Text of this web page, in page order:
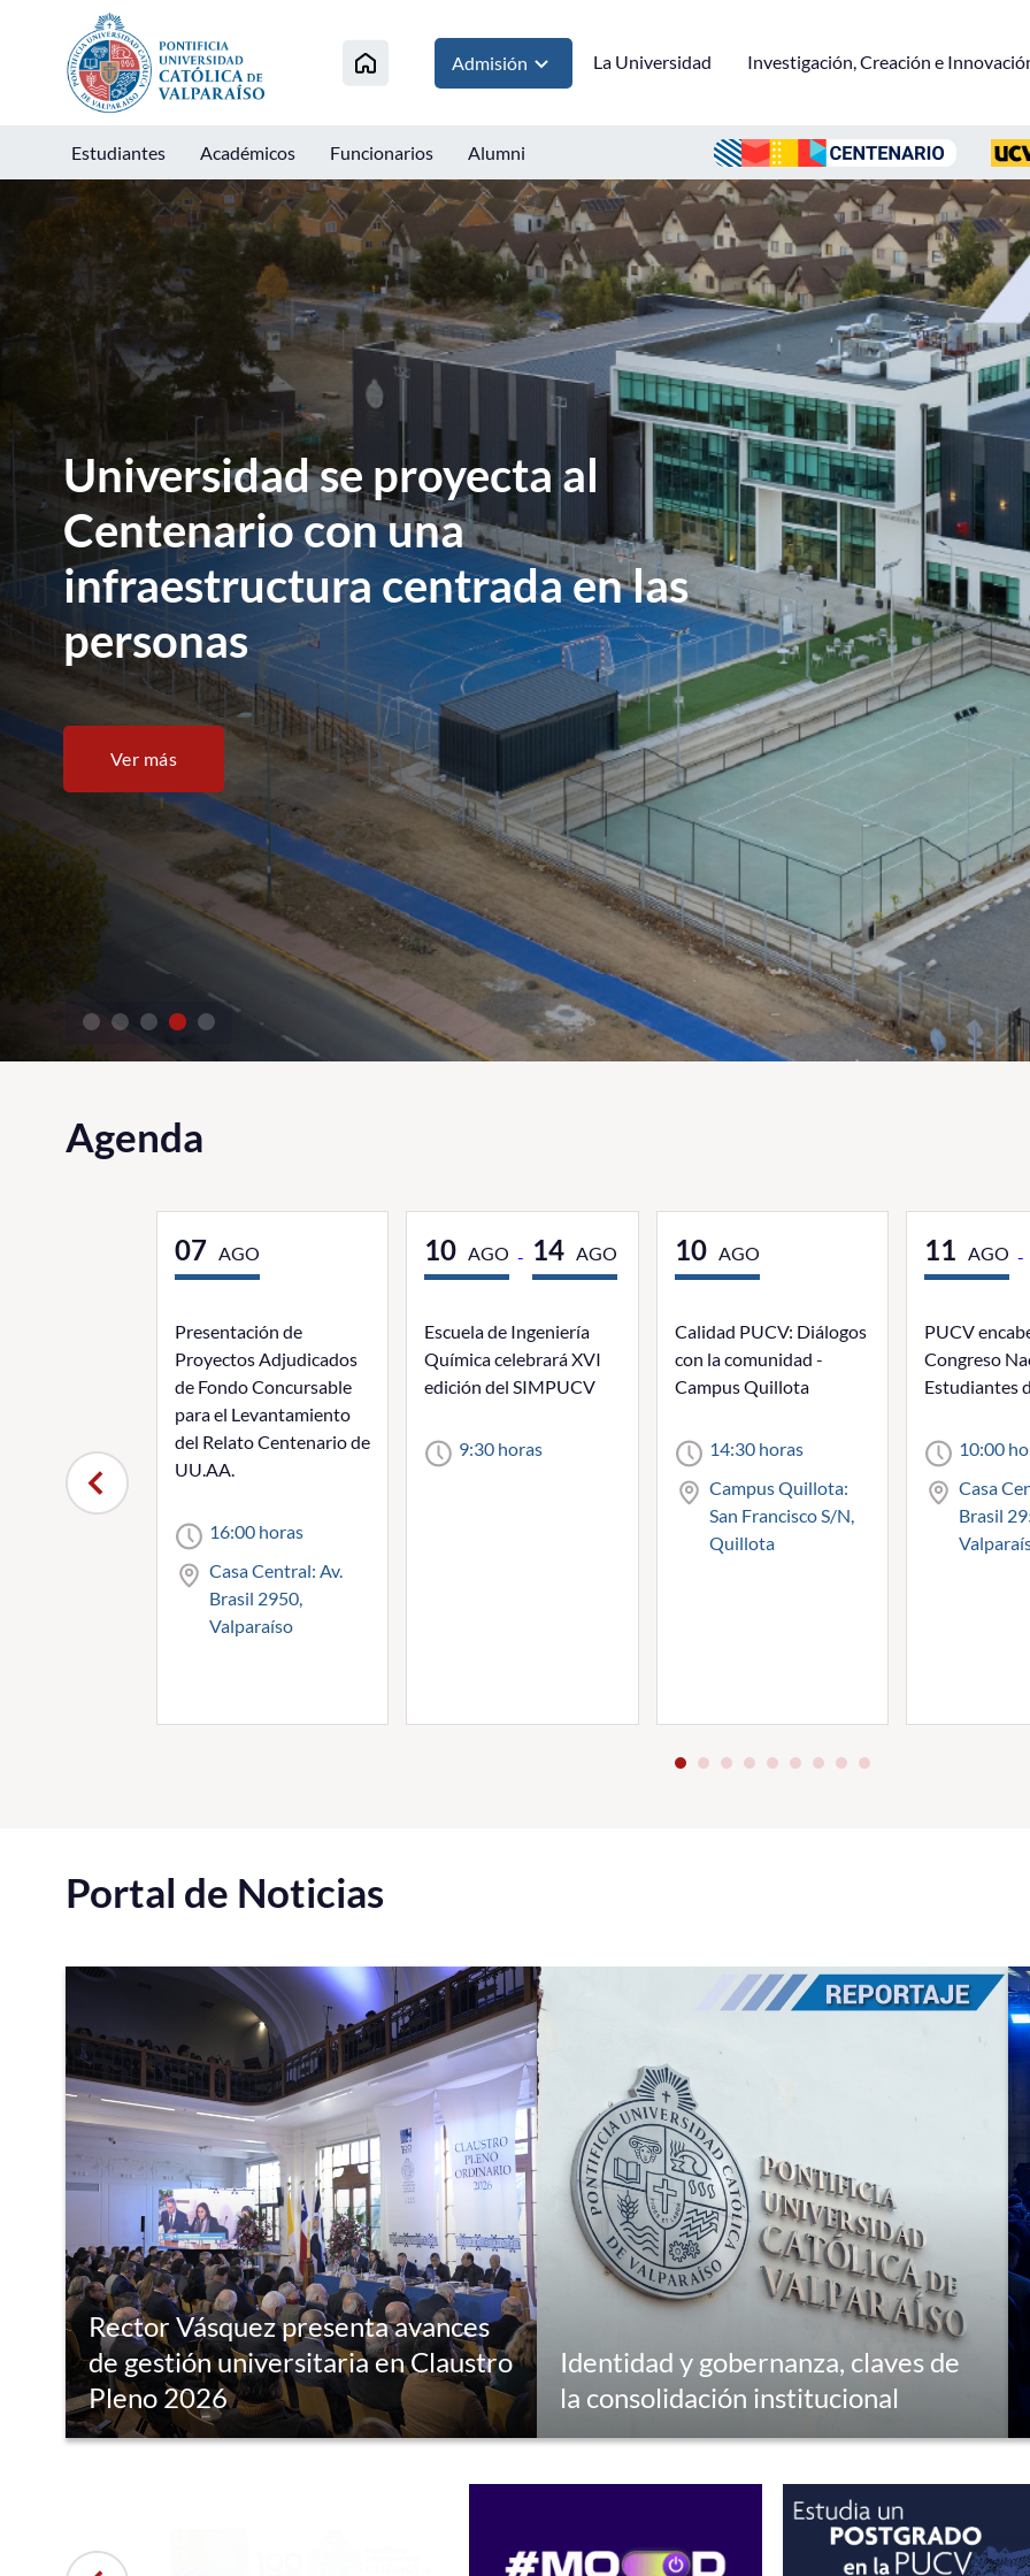
Click acá para ir directamente al contenido
Admisión La Universidad Investigación, Creación e
Estudiantes Académicos Funcionarios Alumni
Protagonistas PUCV:
liderazgo académico que
impulsa nuevos desafíos
Ver más
Agenda
07 AGO
Presentación de
Proyectos Adjudicados
de Fondo Concursable
para el Levantamiento
del Relato Centenario de
UU.AA.
16:00 horas
Casa Central: Av.
Brasil 2950,
Valparaíso
10AGO - 14AGO
Escuela de Ingeniería
Química celebrará XVI
edición del SIMPUCV
9:30 horas
10 AGO
Calidad PUCV: Diálogos
con la comunidad -
Campus Quillota
14:30 horas
Campus Quillota:
San Francisco S/N,
Quillota
11 AGO -
PUCV
Congreso
Estudiantes
10:00
Casa
Brasil
Portal de Noticias
Rector Vásquez presenta avances
de gestión universitaria en Claustro
Pleno 2026
Identidad y gobernanza, claves de
la consolidación institucional